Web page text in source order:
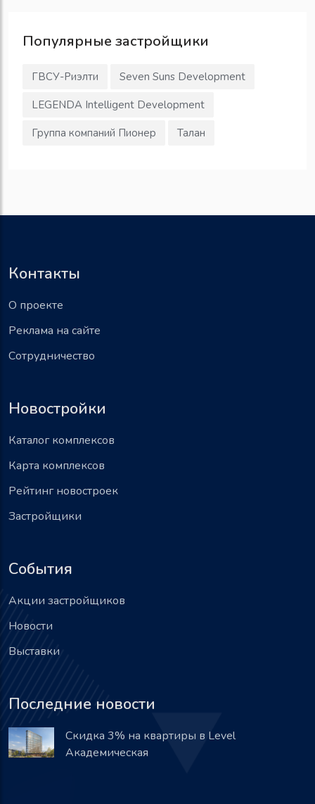
Популярные застройщики
ГВСУ-Риэлти
Seven Suns Development
LEGENDA Intelligent Development
Группа компаний Пионер
Талан
Контакты
О проекте
Реклама на сайте
Сотрудничество
Новостройки
Каталог комплексов
Карта комплексов
Рейтинг новостроек
Застройщики
События
Акции застройщиков
Новости
Выставки
Последние новости
Скидка 3% на квартиры в Level
Академическая